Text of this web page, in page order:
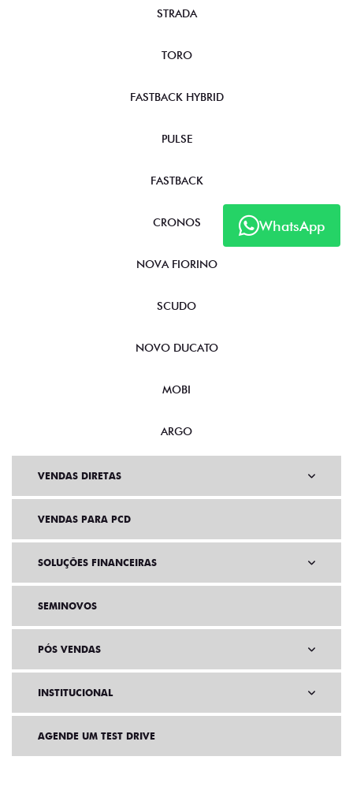
WhatsApp
STRADA
TORO
FASTBACK HYBRID
PULSE
FASTBACK
CRONOS
NOVA FIORINO
SCUDO
NOVO DUCATO
MOBI
ARGO
VENDAS DIRETAS
VENDAS PARA PCD
SOLUÇÕES FINANCEIRAS
SEMINOVOS
PÓS VENDAS
INSTITUCIONAL
AGENDE UM TEST DRIVE